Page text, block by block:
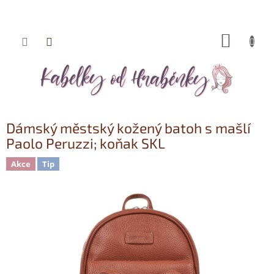
Přejít
Dámský městský kožený batoh s mašlí
Paolo Peruzzi; koňak SKL
Akce Tip